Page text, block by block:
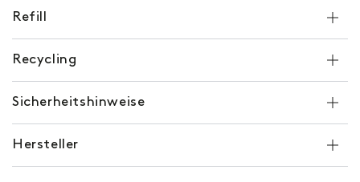
Refill
Recycling
Sicherheitshinweise
Hersteller